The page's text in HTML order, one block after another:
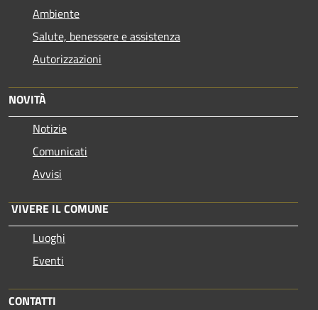
Ambiente
Salute, benessere e assistenza
Autorizzazioni
NOVITÀ
Notizie
Comunicati
Avvisi
VIVERE IL COMUNE
Luoghi
Eventi
CONTATTI